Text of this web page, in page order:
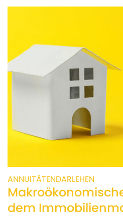
ANNUITÄTENDARLEHEN
dem